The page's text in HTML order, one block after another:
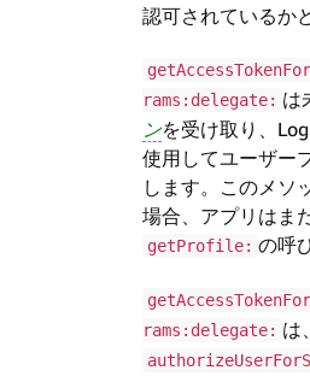
認可されているか
rams:delegate: は
ンを受け取り、
使用してユーザー
します。このメソ
場合、アプリはま
getProfile: の呼
rams:delegate: は、